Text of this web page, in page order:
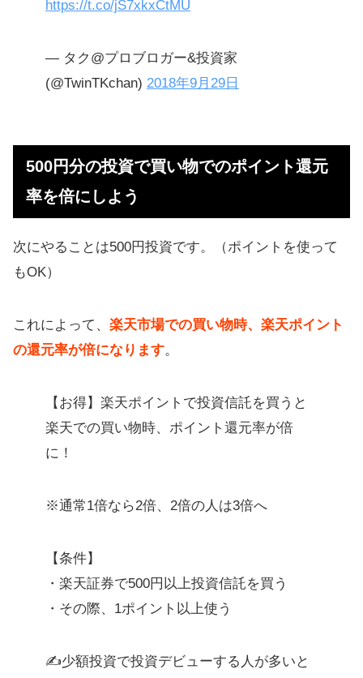
https://t.co/jS7xkxCtMU
— タク@プロブロガー&投資家
(@TwinTKchan) 2018年9月29日
500円分の投資で買い物でのポイント還元
率を倍にしよう
次にやることは500円投資です。（ポイントを使って
もOK）
これによって、 楽天市場での買い物時、楽天ポイント
の還元率が倍になります。
【お得】楽天ポイントで投資信託を買うと
楽天での買い物時、ポイント還元率が倍
に！
※通常1倍なら2倍、2倍の人は3倍へ
【条件】
・楽天証券で500円以上投資信託を買う
・その際、1ポイント以上使う
✍️少額投資で投資デビューする人が多いと